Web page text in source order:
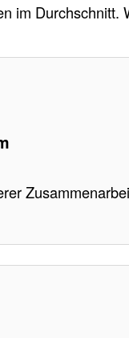
im Durchschnitt.